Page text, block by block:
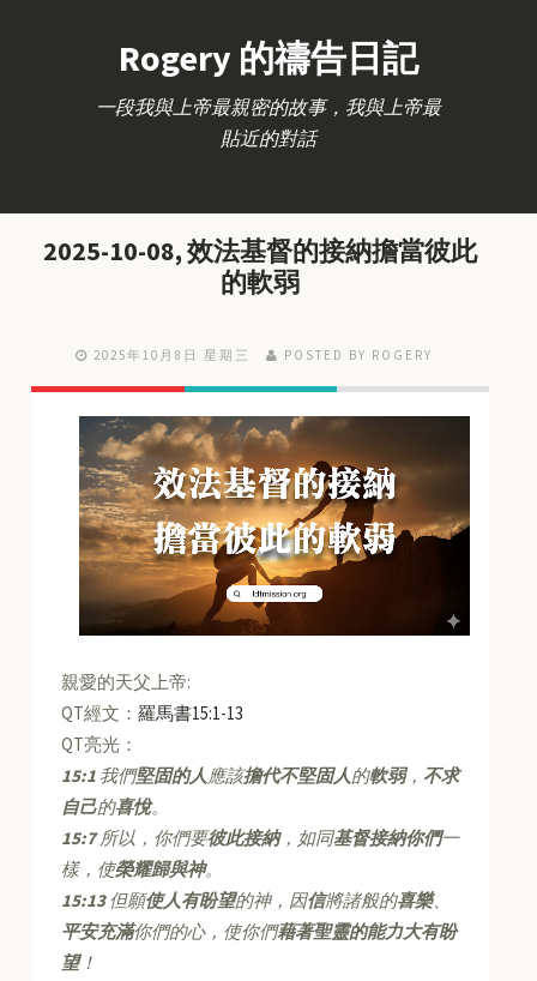
Rogery 的禱告日記
一段我與上帝最親密的故事，我與上帝最
貼近的對話
2025-10-08, 效法基督的接納擔當彼此
的軟弱
2025年10月8日 星期三 POSTED BY ROGERY
親愛的天父上帝:
QT經文：羅馬書15:1-13
QT亮光：
15:1 我們堅固的人 應該擔代不堅固人的軟弱， 不求
自己的喜悅。
15:7所以，你們要彼此接納，如同基督接納你們一
樣，使榮耀歸與神。
15:13但願使人有盼望的神，因信將諸般的喜樂、
平安充滿你們的心，使你們藉著聖靈的能力大有盼
望！